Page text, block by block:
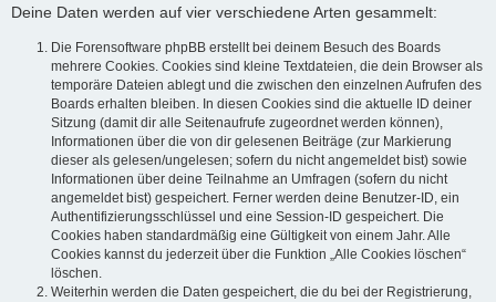
Deine Daten werden auf vier verschiedene Arten gesammelt:
Die Forensoftware phpBB erstellt bei deinem Besuch des Boards
mehrere Cookies. Cookies sind kleine Textdateien, die dein Browser als
temporäre Dateien ablegt und die zwischen den einzelnen Aufrufen des
Boards erhalten bleiben. In diesen Cookies sind die aktuelle ID deiner
Sitzung (damit dir alle Seitenaufrufe zugeordnet werden können),
Informationen über die von dir gelesenen Beiträge (zur Markierung
dieser als gelesen/ungelesen; sofern du nicht angemeldet bist) sowie
Informationen über deine Teilnahme an Umfragen (sofern du nicht
angemeldet bist) gespeichert. Ferner werden deine Benutzer-ID, ein
Authentifizierungsschlüssel und eine Session-ID gespeichert. Die
Cookies haben standardmäßig eine Gültigkeit von einem Jahr. Alle
Cookies kannst du jederzeit über die Funktion „Alle Cookies löschen“
löschen.
Weiterhin werden die Daten gespeichert, die du bei der Registrierung,